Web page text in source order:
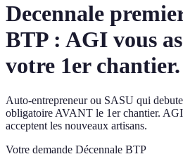
Decennale
BTP : AGI vous
votre 1er chantier.
Auto-entrepreneur ou SASU qui
obligatoire AVANT le 1er chantier.
acceptent les nouveaux artisans.
Votre demande Décennale BTP